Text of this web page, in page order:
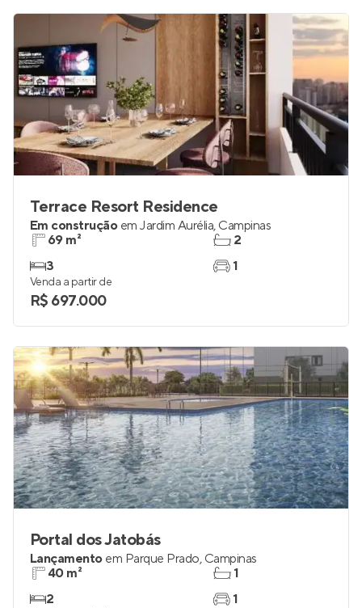
Terrace Resort Residence
Em construção em Jardim Aurélia, Campinas
69 m²
3
2
1
Venda a partir de
R$ 697.000
Portal dos Jatobás
Lançamento em Parque Prado, Campinas
40 m²
2
1
1